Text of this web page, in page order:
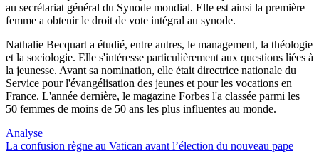
au secrétariat général du Synode mondial. Elle est ainsi la première
femme a obtenir le droit de vote intégral au synode.
Nathalie Becquart a étudié, entre autres, le management, la théologie
et la sociologie. Elle s'intéresse particulièrement aux questions liées à
la jeunesse. Avant sa nomination, elle était directrice nationale du
Service pour l'évangélisation des jeunes et pour les vocations en
France. L'année dernière, le magazine Forbes l'a classée parmi les
50 femmes de moins de 50 ans les plus influentes au monde.
Analyse
La confusion règne au Vatican avant l’élection du nouveau pape